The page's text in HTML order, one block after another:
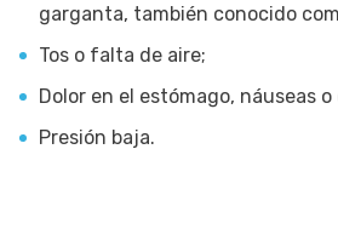
garganta, también conocido
Tos o falta de aire;
Dolor en el estómago, náuseas o
Presión baja.